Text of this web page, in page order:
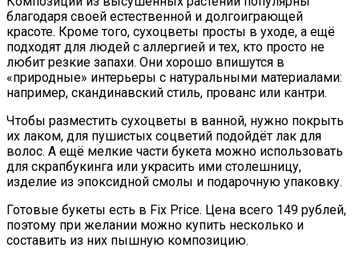
благодаря своей естественной и долгоиграющей
красоте. Кроме того, сухоцветы просты в уходе, а ещё
подходят для людей с аллергией и тех, кто просто не
любит резкие запахи. Они хорошо впишутся в
«природные» интерьеры с натуральными материалами:
например, скандинавский стиль, прованс или кантри.
Чтобы разместить сухоцветы в ванной, нужно покрыть
их лаком, для пушистых соцветий подойдёт лак для
волос. А ещё мелкие части букета можно использовать
для скрапбукинга или украсить ими столешницу,
изделие из эпоксидной смолы и подарочную упаковку.
Готовые букеты есть в Fix Price. Цена всего 149 рублей,
поэтому при желании можно купить несколько и
составить из них пышную композицию.